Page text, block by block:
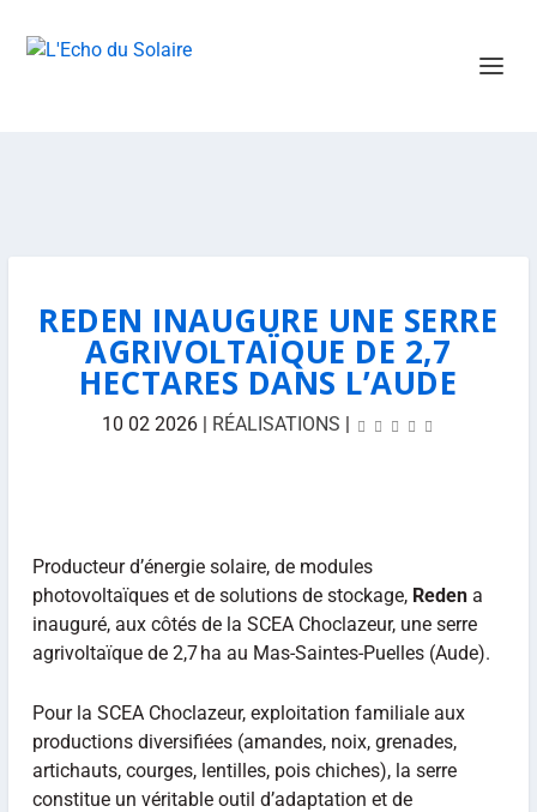
REDEN INAUGURE UNE SERRE
AGRIVOLTAÏQUE DE 2,7
HECTARES DANS L’AUDE
10 02 2026 | RÉALISATIONS |
Producteur d’énergie solaire, de modules
photovoltaïques et de solutions de stockage, Redena
inauguré, aux côtés de la SCEA Choclazeur, une serre
agrivoltaïque de 2,7 ha au Mas-Saintes-Puelles (Aude).
Pour la SCEA Choclazeur, exploitation familiale aux
productions diversifiées (amandes, noix, grenades,
artichauts, courges, lentilles, pois chiches), la serre
constitue un véritable outil d’adaptation et de